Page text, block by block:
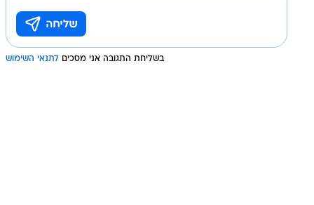
בשליחת התגובה אני מסכים לתנאי השימוש